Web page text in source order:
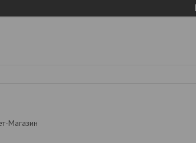
Магазин